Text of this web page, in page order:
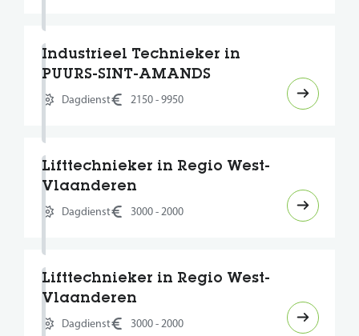
Industrieel Technieker in
PUURS-SINT-AMANDS
Dagdienst 2150 - 9950
Lifttechnieker in Regio West-
Vlaanderen
Dagdienst 3000 - 2000
Lifttechnieker in Regio West-
Vlaanderen
Dagdienst 3000 - 2000